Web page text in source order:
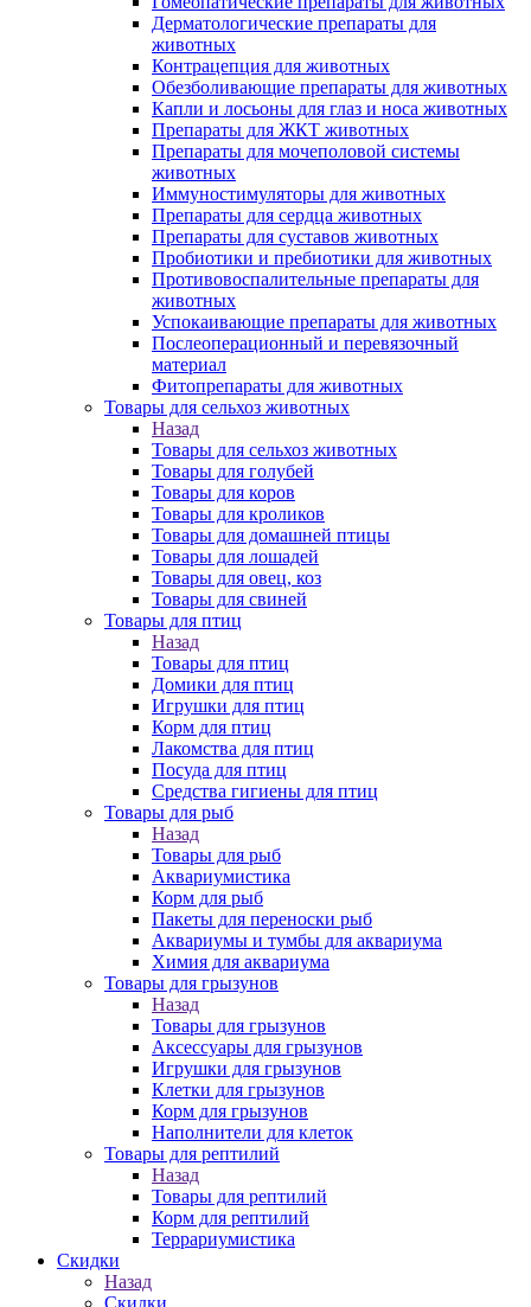
Дерматологические препараты для
животных
Контрацепция для животных
Обезболивающие препараты для животных
Капли и лосьоны для глаз и носа животных
Препараты для ЖКТ животных
Препараты для мочеполовой системы
животных
Иммуностимуляторы для животных
Препараты для сердца животных
Препараты для суставов животных
Пробиотики и пребиотики для животных
Противовоспалительные препараты для
животных
Успокаивающие препараты для животных
Послеоперационный и перевязочный
материал
Фитопрепараты для животных
Товары для сельхоз животных
Назад
Товары для сельхоз животных
Товары для голубей
Товары для коров
Товары для кроликов
Товары для домашней птицы
Товары для лошадей
Товары для овец, коз
Товары для свиней
Товары для птиц
Назад
Товары для птиц
Домики для птиц
Игрушки для птиц
Корм для птиц
Лакомства для птиц
Посуда для птиц
Средства гигиены для птиц
Товары для рыб
Назад
Товары для рыб
Аквариумистика
Корм для рыб
Пакеты для переноски рыб
Аквариумы и тумбы для аквариума
Химия для аквариума
Товары для грызунов
Назад
Товары для грызунов
Аксессуары для грызунов
Игрушки для грызунов
Клетки для грызунов
Корм для грызунов
Наполнители для клеток
Товары для рептилий
Назад
Товары для рептилий
Корм для рептилий
Террариумистика
Скидки
Назад
Скидки